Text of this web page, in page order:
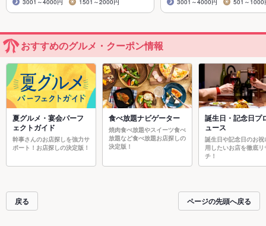
3001～4000円 1501～2000円 3001～4000円 501～1000
おすすめのグルメ・クーポン情報
夏グルメ・宴会パーフ
ェクトガイド
幹事さんのお店探しを強力サ
ポート！お店探しの決定版！
食べ放題ナビゲーター
焼肉食べ放題やスイーツ食べ
放題など食べ放題お店探しの
決定版！
誕生日・記念日プ
ュース
誕生日や記念日のお祝
用したいお店を徹底リ
チ！
戻る ページの先頭へ戻る